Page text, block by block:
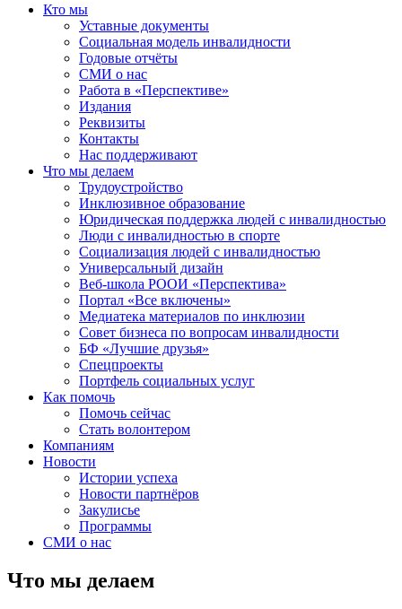
Кто мы
Уставные документы
Социальная модель инвалидности
Годовые отчёты
СМИ о нас
Работа в «Перспективе»
Издания
Реквизиты
Контакты
Нас поддерживают
Что мы делаем
Трудоустройство
Инклюзивное образование
Юридическая поддержка людей с инвалидностью
Люди с инвалидностью в спорте
Социализация людей с инвалидностью
Универсальный дизайн
Веб-школа РООИ «Перспектива»
Портал «Все включены»
Медиатека материалов по инклюзии
Совет бизнеса по вопросам инвалидности
БФ «Лучшие друзья»
Спецпроекты
Портфель социальных услуг
Как помочь
Помочь сейчас
Стать волонтером
Компаниям
Новости
Истории успеха
Новости партнёров
Закулисье
Программы
СМИ о нас
Что мы делаем